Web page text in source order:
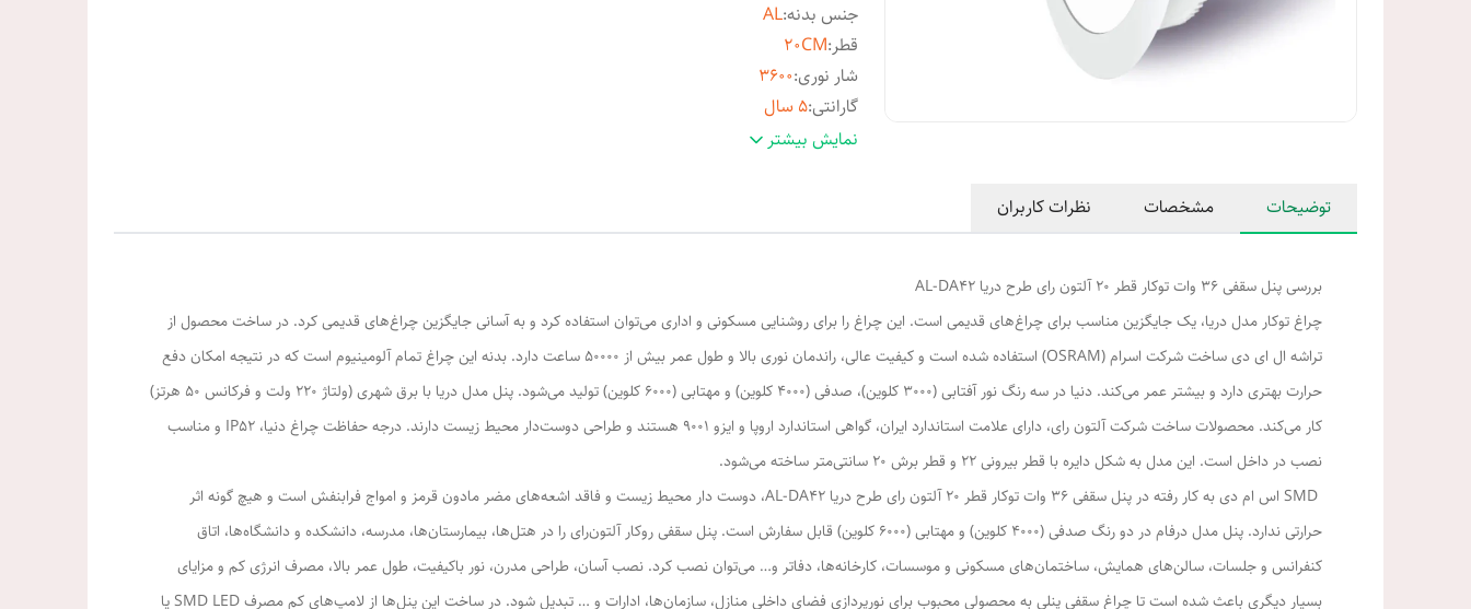
جنس بدنه:
AL
قطر:
20CM
شار نوری:
3600
گارانتی:5 سال
توان مصرفی:36 واتنمایش بیشتر
توضیحات مشخصات نظرات کاربران
بررسی پنل سقفی 36 وات توکار قطر 20 آلتون رای طرح دریا AL-DA42
چراغ توکار مدل دریا، یک جایگزین مناسب برای چراغ‌های قدیمی است. این چراغ را برای روشنایی مسکونی و اداری می‌توان استفاده کرد و به آسانی جایگزین چراغ‌های قدیمی کرد. در ساخت محصول از
تراشه ال ای دی ساخت شرکت اسرام (OSRAM) استفاده شده است و کیفیت عالی، راندمان نوری بالا و طول عمر بیش از 50000 ساعت دارد. بدنه این چراغ تمام آلومینیوم است که در نتیجه امکان دفع
حرارت بهتری دارد و بیشتر عمر می‌کند. دنیا در سه رنگ نور آفتابی (3000 کلوین)، صدفی (4000 کلوین) و مهتابی (6000 کلوین) تولید می‌شود. پنل مدل دریا با برق شهری (ولتاژ 220 ولت و فرکانس 50 هرتز)
کار می‌کند. محصولات ساخت شرکت آلتون رای، دارای علامت استاندارد ایران، گواهی استاندارد اروپا و ایزو 9001 هستند و طراحی دوست‌دار محیط زیست دارند. درجه حفاظت چراغ دنیا، IP52 و مناسب
نصب در داخل است. این مدل به شکل دایره با قطر بیرونی 22 و قطر برش 20 سانتی‌متر ساخته می‌شود.
SMD اس ام دی به کار رفته در پنل سقفی 36 وات توکار قطر 20 آلتون رای طرح دریا AL-DA42، دوست دار محیط زیست و فاقد اشعه‌های مضر مادون قرمز و امواج فرابنفش است و هیچ گونه اثر
حرارتی ندارد. پنل مدل درفام در دو رنگ صدفی (4000 کلوین) و مهتابی (6000 کلوین) قابل سفارش است. پنل سقفی روکار آلتون‌رای را در هتل‌ها، بیمارستان‌ها، مدرسه، دانشکده و دانشگاه‌ها، اتاق
کنفرانس و جلسات، سالن‌های همایش، ساختمان‌های مسکونی و موسسات، کارخانه‌ها، دفاتر و… می‌توان نصب کرد. نصب آسان، طراحی مدرن، نور باکیفیت، طول عمر بالا، مصرف انرژی کم و مزایای
بسیار دیگری باعث شده است تا چراغ سقفی پنلی به محصولی محبوب برای نورپردازی فضای داخلی منازل، سازمان‌ها، ادارات و … تبدیل شود. در ساخت این پنل‌ها از لامپ‌های کم مصرف SMD LED یا